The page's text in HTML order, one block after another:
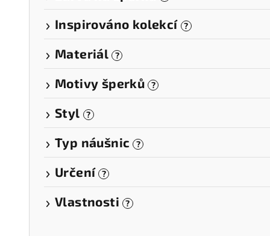
Inspirováno kolekcí ?
Materiál ?
Motivy šperků ?
Styl ?
Typ náušnic ?
Určení ?
Vlastnosti ?